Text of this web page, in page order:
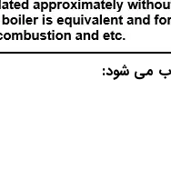
می شود: